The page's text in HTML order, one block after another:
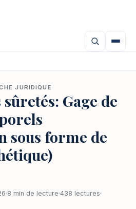
JURIDIQUE
Gage de
sous forme de
8 min de lecture 438 lectures